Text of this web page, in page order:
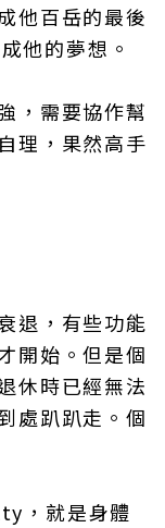
他百岳的最後
他的夢想。
，需要協作幫
理，果然高手
退，有些功能
開始。但是個
休時已經無法
處趴趴走。個
，就是身體